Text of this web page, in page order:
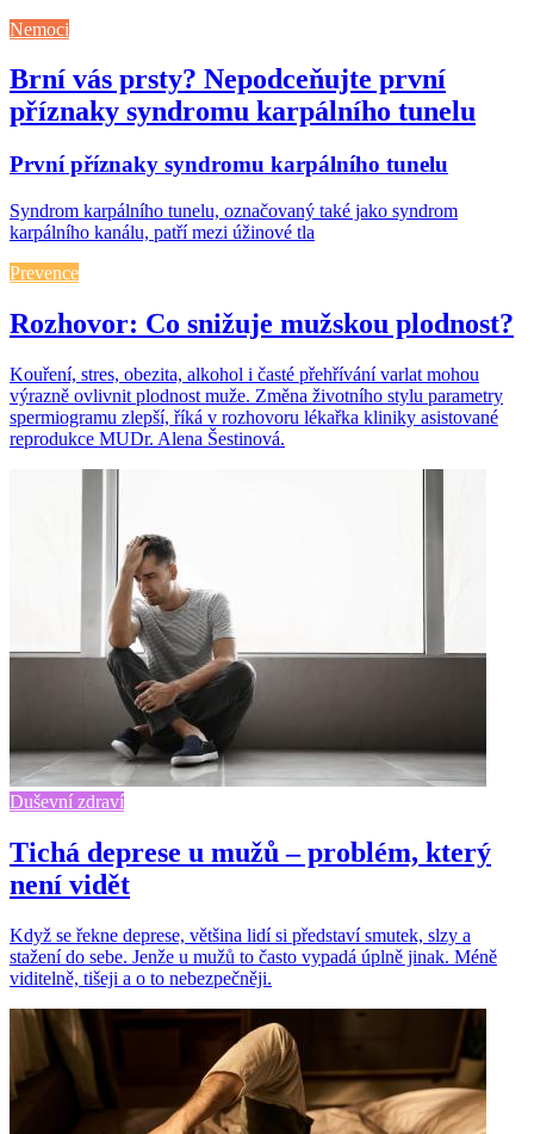
Nemoci
Brní vás prsty? Nepodceňujte první
příznaky syndromu karpálního tunelu
První příznaky syndromu karpálního tunelu
Syndrom karpálního tunelu, označovaný také jako syndrom
karpálního kanálu, patří mezi úžinové tla
Prevence
Rozhovor: Co snižuje mužskou plodnost?
Kouření, stres, obezita, alkohol i časté přehřívání varlat mohou
výrazně ovlivnit plodnost muže. Změna životního stylu parametry
spermiogramu zlepší, říká v rozhovoru lékařka kliniky asistované
reprodukce MUDr. Alena Šestinová.
Duševní zdraví
Tichá deprese u mužů – problém, který
není vidět
Když se řekne deprese, většina lidí si představí smutek, slzy a
stažení do sebe. Jenže u mužů to často vypadá úplně jinak. Méně
viditelně, tišeji a o to nebezpečněji.